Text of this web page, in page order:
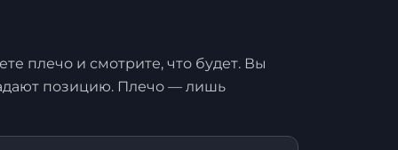
плечо и смотрите, что будет. Вы
позицию. Плечо — лишь